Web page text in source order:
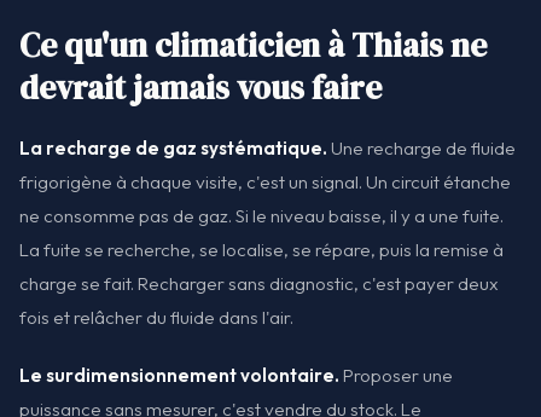
Ce qu'un climaticien à Thiais ne
devrait jamais vous faire
La recharge de gaz systématique. Une recharge de fluide
frigorigène à chaque visite, c'est un signal. Un circuit étanche
ne consomme pas de gaz. Si le niveau baisse, il y a une fuite.
La fuite se recherche, se localise, se répare, puis la remise à
charge se fait. Recharger sans diagnostic, c'est payer deux
fois et relâcher du fluide dans l'air.
Le surdimensionnement volontaire. Proposer une
puissance sans mesurer, c'est vendre du stock. Le